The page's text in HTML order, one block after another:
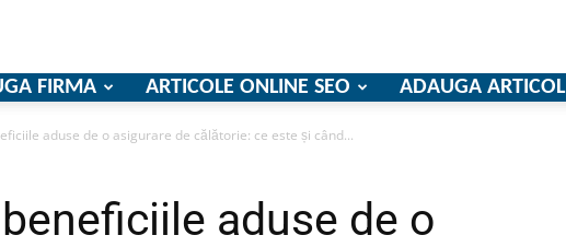
FIRMA ARTICOLE ONLINE SEO ADAUGA ARTICOL
aduse de o asigurare de călătorie: ce este și când...
aduse de o